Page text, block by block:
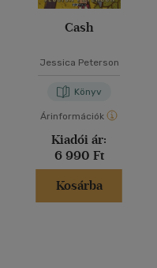
Cash
Jessica Peterson
Könyv
Árinformációk
Kiadói ár:
6 990 Ft
Kosárba